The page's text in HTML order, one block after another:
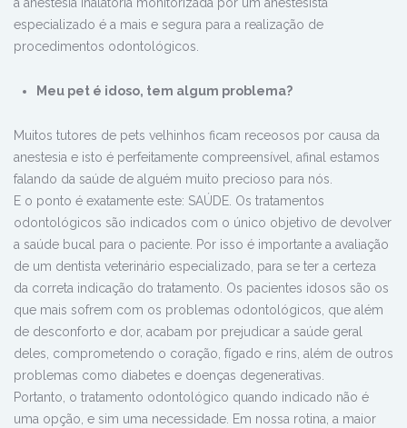
a anestesia inalatória monitorizada por um anestesista
especializado é a mais e segura para a realização de
procedimentos odontológicos.
Meu pet é idoso, tem algum problema?
Muitos tutores de pets velhinhos ficam receosos por causa da
anestesia e isto é perfeitamente compreensível, afinal estamos
falando da saúde de alguém muito precioso para nós.
E o ponto é exatamente este: SAÚDE. Os tratamentos
odontológicos são indicados com o único objetivo de devolver
a saúde bucal para o paciente. Por isso é importante a avaliação
de um dentista veterinário especializado, para se ter a certeza
da correta indicação do tratamento. Os pacientes idosos são os
que mais sofrem com os problemas odontológicos, que além
de desconforto e dor, acabam por prejudicar a saúde geral
deles, comprometendo o coração, fígado e rins, além de outros
problemas como diabetes e doenças degenerativas.
Portanto, o tratamento odontológico quando indicado não é
uma opção, e sim uma necessidade. Em nossa rotina, a maior